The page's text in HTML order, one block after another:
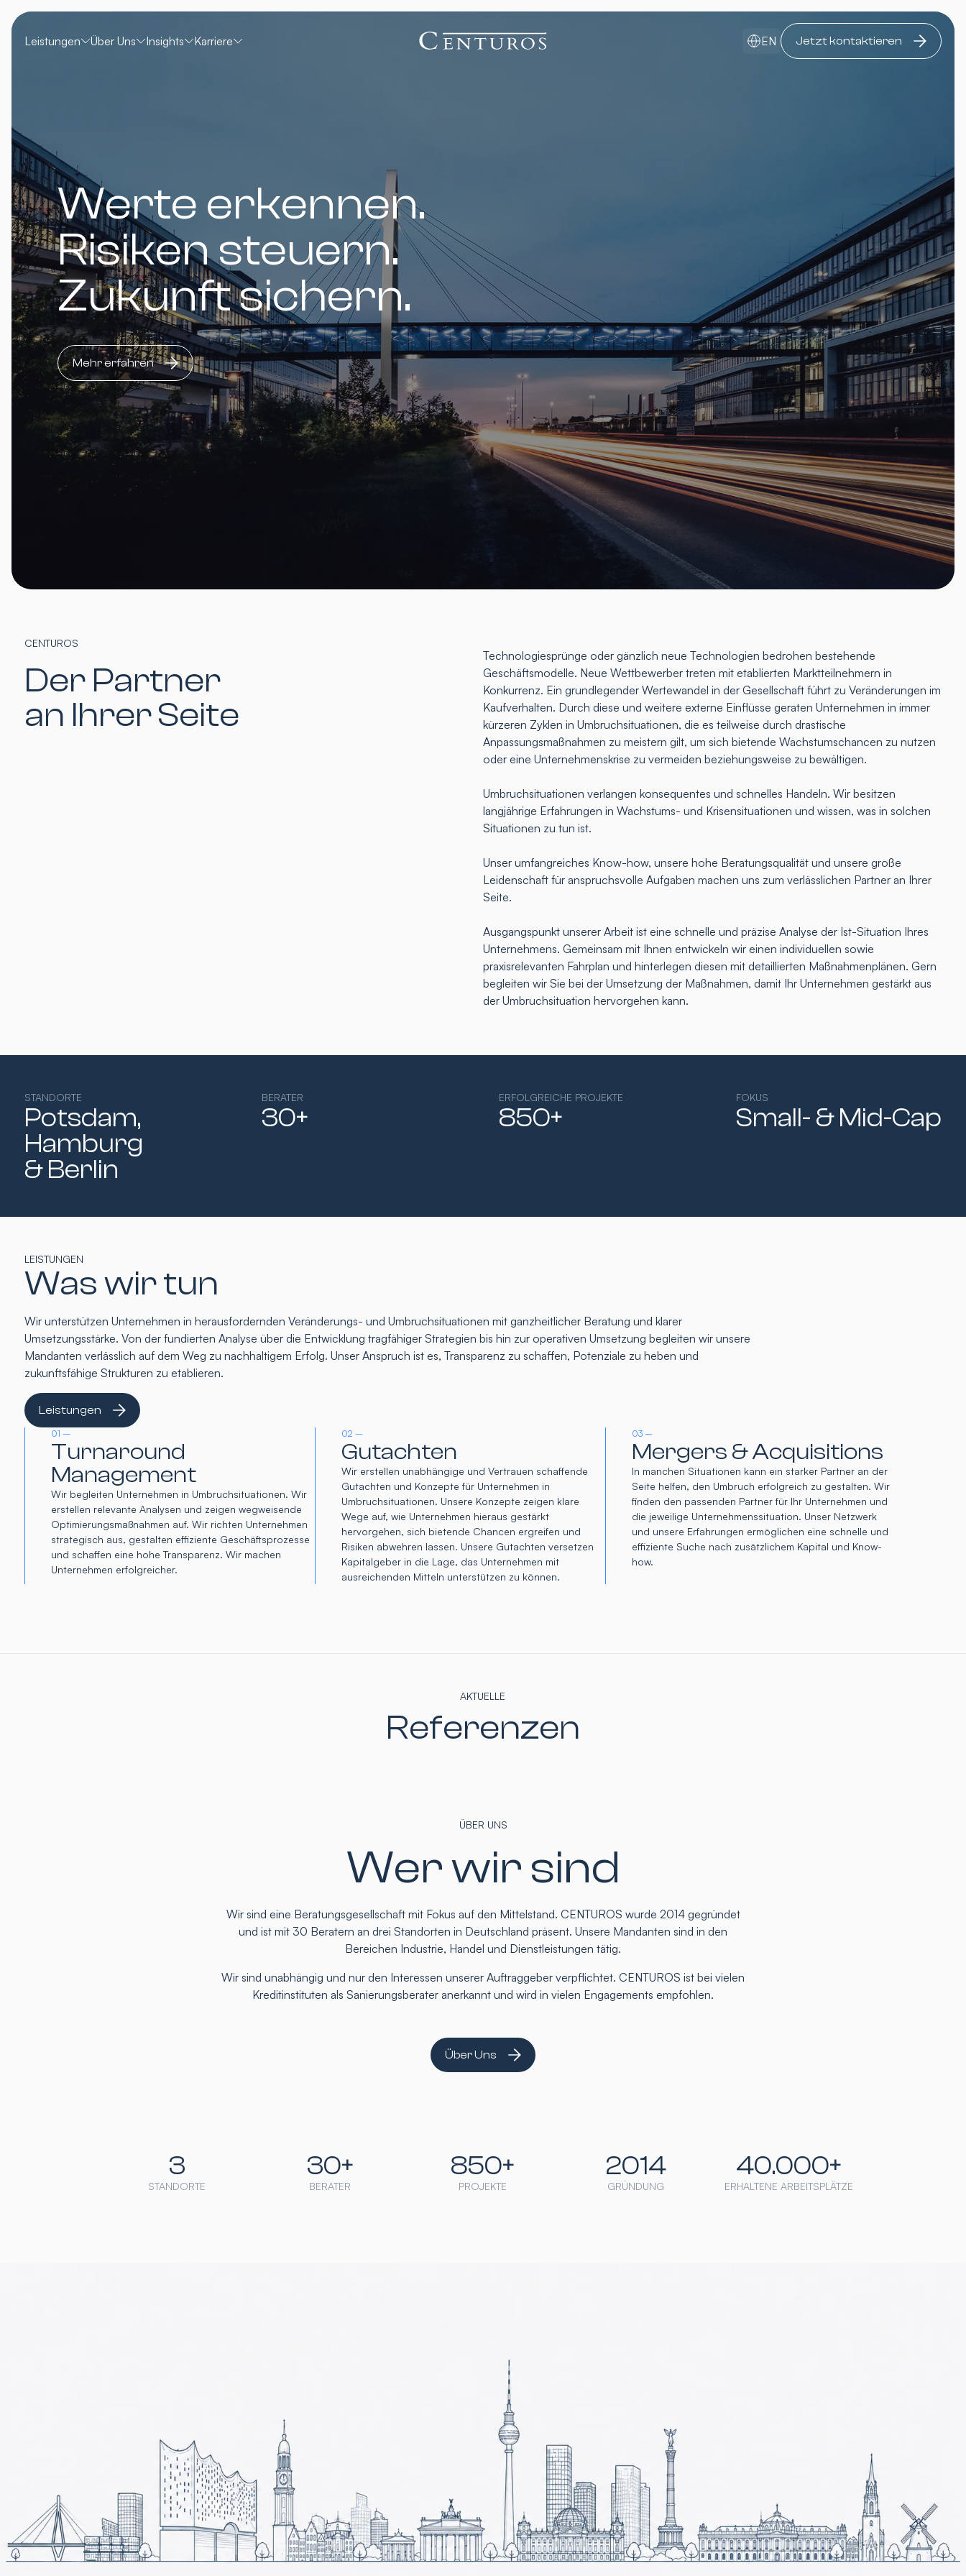
Leistungen Über Uns Insights Karriere EN Jetzt kontaktieren
Werte erkennen.
Risiken steuern.
Zukunft sichern.
Mehr erfahren
CENTUROS
Der Partner
an Ihrer Seite
Technologiesprünge oder gänzlich neue Technologien bedrohen bestehende
Geschäftsmodelle. Neue Wettbewerber treten mit etablierten Marktteilnehmern in
Konkurrenz. Ein grundlegender Wertewandel in der Gesellschaft führt zu Veränderungen im
Kaufverhalten. Durch diese und weitere externe Einflüsse geraten Unternehmen in immer
kürzeren Zyklen in Umbruchsituationen, die es teilweise durch drastische
Anpassungsmaßnahmen zu meistern gilt, um sich bietende Wachstumschancen zu nutzen
oder eine Unternehmenskrise zu vermeiden beziehungsweise zu bewältigen.
Umbruchsituationen verlangen konsequentes und schnelles Handeln. Wir besitzen
langjährige Erfahrungen in Wachstums- und Krisensituationen und wissen, was in solchen
Situationen zu tun ist.
Unser umfangreiches Know-how, unsere hohe Beratungsqualität und unsere große
Leidenschaft für anspruchsvolle Aufgaben machen uns zum verlässlichen Partner an Ihrer
Seite.
Ausgangspunkt unserer Arbeit ist eine schnelle und präzise Analyse der Ist-Situation Ihres
Unternehmens. Gemeinsam mit Ihnen entwickeln wir einen individuellen sowie
praxisrelevanten Fahrplan und hinterlegen diesen mit detaillierten Maßnahmenplänen. Gern
begleiten wir Sie bei der Umsetzung der Maßnahmen, damit Ihr Unternehmen gestärkt aus
der Umbruchsituation hervorgehen kann.
STANDORTE
Potsdam,
Hamburg​
& Berlin
BERATER
30+
ERFOLGREICHE PROJEKTE
850+
FOKUS
Small- & Mid-Cap​
LEISTUNGEN
Was wir tun
Wir unterstützen Unternehmen in herausfordernden Veränderungs- und Umbruchsituationen mit ganzheitlicher Beratung und klarer
Umsetzungsstärke. Von der fundierten Analyse über die Entwicklung tragfähiger Strategien bis hin zur operativen Umsetzung begleiten wir unsere
Mandanten verlässlich auf dem Weg zu nachhaltigem Erfolg. Unser Anspruch ist es, Transparenz zu schaffen, Potenziale zu heben und
zukunftsfähige Strukturen zu etablieren.
Leistungen
01 –
Turnaround
Management
Wir begleiten Unternehmen in Umbruchsituationen. Wir
erstellen relevante Analysen und zeigen wegweisende
Optimierungsmaßnahmen auf. Wir richten Unternehmen
strategisch aus, gestalten effiziente Geschäftsprozesse
und schaffen eine hohe Transparenz. Wir machen
Unternehmen erfolgreicher.
02 –
Gutachten
Wir erstellen unabhängige und Vertrauen schaffende
Gutachten und Konzepte für Unternehmen in
Umbruchsituationen. Unsere Konzepte zeigen klare
Wege auf, wie Unternehmen hieraus gestärkt
hervorgehen, sich bietende Chancen ergreifen und
Risiken abwehren lassen. Unsere Gutachten versetzen
Kapitalgeber in die Lage, das Unternehmen mit
ausreichenden Mitteln unterstützen zu können.
03 –
Mergers & Acquisitions
In manchen Situationen kann ein starker Partner an der
Seite helfen, den Umbruch erfolgreich zu gestalten. Wir
finden den passenden Partner für Ihr Unternehmen und
die jeweilige Unternehmenssituation. Unser Netzwerk
und unsere Erfahrungen ermöglichen eine schnelle und
effiziente Suche nach zusätzlichem Kapital und Know-
how.
AKTUELLE
Referenzen
ÜBER UNS
Wer wir sind
Wir sind eine Beratungsgesellschaft mit Fokus auf den Mittelstand. CENTUROS wurde 2014 gegründet
und ist mit 30 Beratern an drei Standorten in Deutschland präsent. Unsere Mandanten sind in den
Bereichen Industrie, Handel und Dienstleistungen tätig.
Wir sind unabhängig und nur den Interessen unserer Auftraggeber verpflichtet. CENTUROS ist bei vielen
Kreditinstituten als Sanierungsberater anerkannt und wird in vielen Engagements empfohlen.
Über Uns
STANDORTE
3
BERATER
30+
PROJEKTE
850+
GRÜNDUNG
2014
ERHALTENE ARBEITSPLÄTZE
40.000+